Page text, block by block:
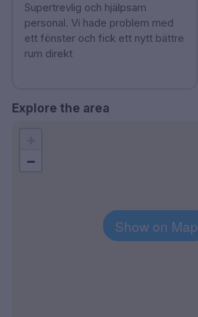
Supertrevlig och hjälpsam
personal. Vi hade problem med
ett fönster och fick ett nytt bättre
rum direkt
Explore the area
Show on Map
−